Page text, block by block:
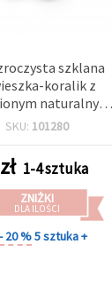
szklana
koralik z
naturalnym
mieszane
SKU: 101280
zł 1-4 sztuka
ZNIŻKI
DLA ILOŚCI
- 20 %5 sztuka +